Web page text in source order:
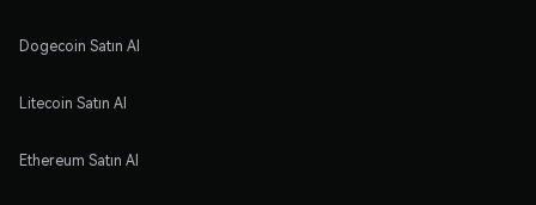
Dogecoin Satın Al
Litecoin Satın Al
Ethereum Satın Al